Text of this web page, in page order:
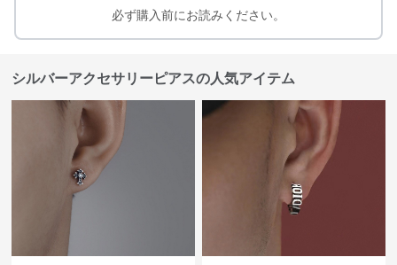
必ず購入前にお読みください。
シルバーアクセサリーピアスの人気アイテム